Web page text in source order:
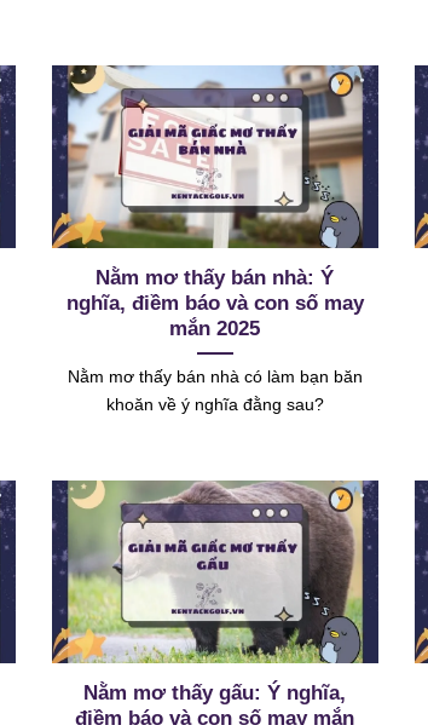
Nằm mơ thấy bán nhà: Ý
nghĩa, điềm báo và con số may
mắn 2025
Nằm mơ thấy bán nhà có làm bạn băn
khoăn về ý nghĩa đằng sau?
Nằm mơ thấy gấu: Ý nghĩa,
điềm báo và con số may mắn